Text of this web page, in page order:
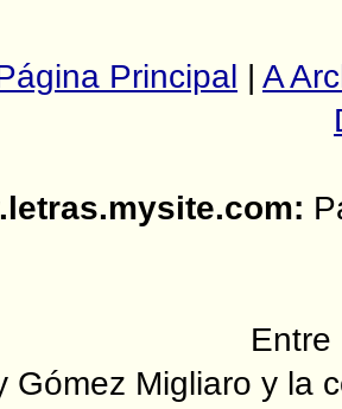
Principal | A
Entre
Gómez Migliaro y la